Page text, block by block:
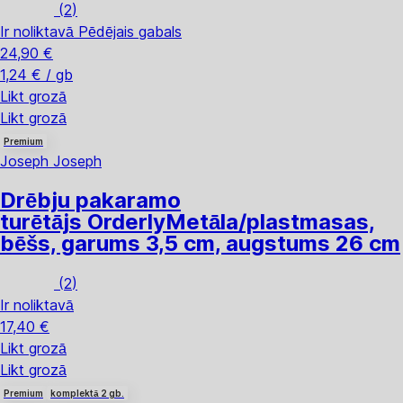
(2)
Ir noliktavā Pēdējais gabals
24,90 €
1,24 € / gb
Likt grozā
Likt grozā
Premium
Joseph Joseph
Drēbju pakaramo
turētājs OrderlyMetāla/plastmasas,
bēšs, garums 3,5 cm, augstums 26 cm
(2)
Ir noliktavā
17,40 €
Likt grozā
Likt grozā
Premium komplektā 2 gb.